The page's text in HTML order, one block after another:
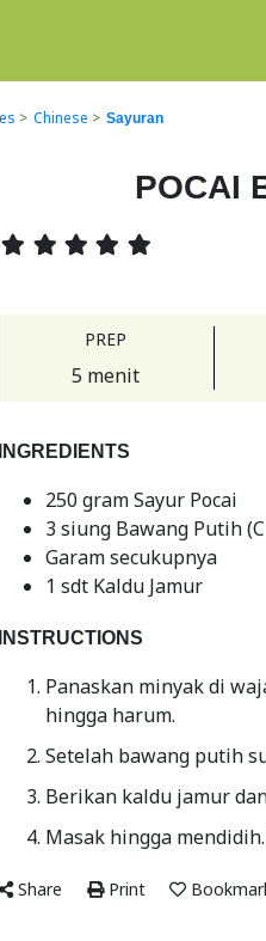
> Chinese > Sayuran
POCAI
PREP
5 menit
INGREDIENTS
250 gram Sayur Pocai
3 siung Bawang Putih
Garam secukupnya
1 sdt Kaldu Jamur
INSTRUCTIONS
Panaskan minyak di
hingga harum.
Setelah bawang putih
Berikan kaldu jamur
Masak hingga
Share Print